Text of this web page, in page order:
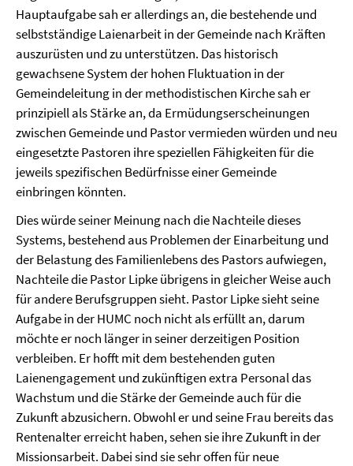
Hauptaufgabe sah er allerdings an, die bestehende und
selbstständige Laienarbeit in der Gemeinde nach Kräften
auszurüsten und zu unterstützen. Das historisch
gewachsene System der hohen Fluktuation in der
Gemeindeleitung in der methodistischen Kirche sah er
prinzipiell als Stärke an, da Ermüdungserscheinungen
zwischen Gemeinde und Pastor vermieden würden und neu
eingesetzte Pastoren ihre speziellen Fähigkeiten für die
jeweils spezifischen Bedürfnisse einer Gemeinde
einbringen könnten.
Dies würde seiner Meinung nach die Nachteile dieses
Systems, bestehend aus Problemen der Einarbeitung und
der Belastung des Familienlebens des Pastors aufwiegen,
Nachteile die Pastor Lipke übrigens in gleicher Weise auch
für andere Berufsgruppen sieht. Pastor Lipke sieht seine
Aufgabe in der HUMC noch nicht als erfüllt an, darum
möchte er noch länger in seiner derzeitigen Position
verbleiben. Er hofft mit dem bestehenden guten
Laienengagement und zukünftigen extra Personal das
Wachstum und die Stärke der Gemeinde auch für die
Zukunft abzusichern. Obwohl er und seine Frau bereits das
Rentenalter erreicht haben, sehen sie ihre Zukunft in der
Missionsarbeit. Dabei sind sie sehr offen für neue